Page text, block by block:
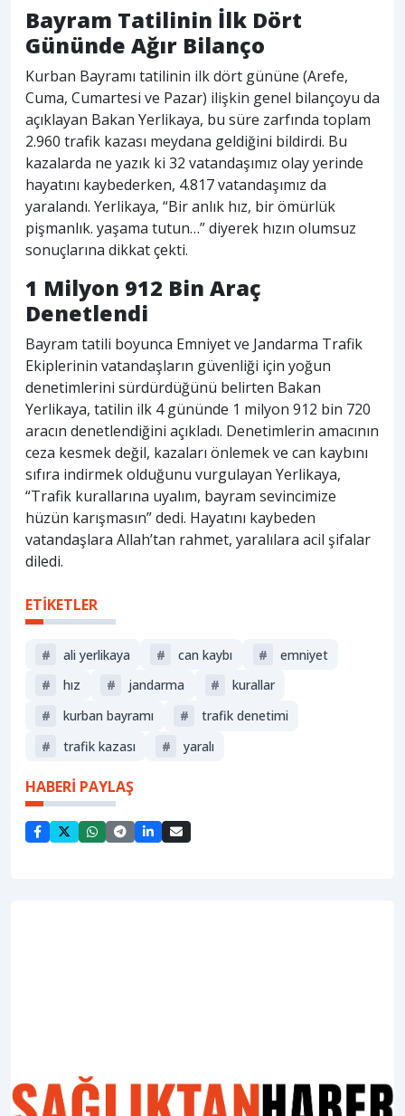
Bayram Tatilinin İlk Dört
Gününde Ağır Bilanço
Kurban Bayramı tatilinin ilk dört gününe (Arefe,
Cuma, Cumartesi ve Pazar) ilişkin genel bilançoyu da
açıklayan Bakan Yerlikaya, bu süre zarfında toplam
2.960 trafik kazası meydana geldiğini bildirdi. Bu
kazalarda ne yazık ki 32 vatandaşımız olay yerinde
hayatını kaybederken, 4.817 vatandaşımız da
yaralandı. Yerlikaya, “Bir anlık hız, bir ömürlük
pişmanlık. yaşama tutun…” diyerek hızın olumsuz
sonuçlarına dikkat çekti.
1 Milyon 912 Bin Araç
Denetlendi
Bayram tatili boyunca Emniyet ve Jandarma Trafik
Ekiplerinin vatandaşların güvenliği için yoğun
denetimlerini sürdürdüğünü belirten Bakan
Yerlikaya, tatilin ilk 4 gününde 1 milyon 912 bin 720
aracın denetlendiğini açıkladı. Denetimlerin amacının
ceza kesmek değil, kazaları önlemek ve can kaybını
sıfıra indirmek olduğunu vurgulayan Yerlikaya,
“Trafik kurallarına uyalım, bayram sevincimize
hüzün karışmasın” dedi. Hayatını kaybeden
vatandaşlara Allah’tan rahmet, yaralılara acil şifalar
diledi.
ETİKETLER
# ali yerlikaya # can kaybı #
emniyet
#
hız # jandarma #
kurallar
#
kurban bayramı #
trafik denetimi
#
trafik kazası # yaralı
HABERİ PAYLAŞ